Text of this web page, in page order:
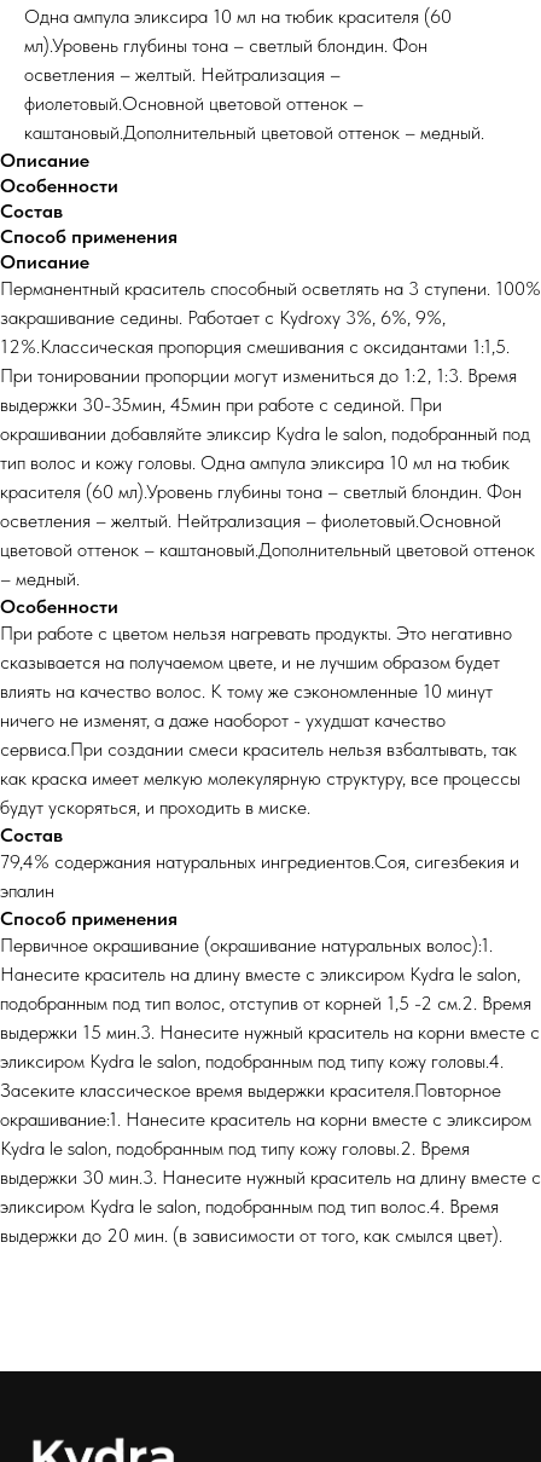
Одна ампула эликсира 10 мл на тюбик красителя (60
мл).Уровень глубины тона – светлый блондин. Фон
осветления – желтый. Нейтрализация –
фиолетовый.Основной цветовой оттенок –
каштановый.Дополнительный цветовой оттенок – медный.
Описание
Особенности
Состав
Способ применения
Описание
Перманентный краситель способный осветлять на 3 ступени. 100%
закрашивание седины. Работает с Kydroxy 3%, 6%, 9%,
12%.Классическая пропорция смешивания с оксидантами 1:1,5.
При тонировании пропорции могут измениться до 1:2, 1:3. Время
выдержки 30-35мин, 45мин при работе с сединой. При
окрашивании добавляйте эликсир Kydra le salon, подобранный под
тип волос и кожу головы. Одна ампула эликсира 10 мл на тюбик
красителя (60 мл).Уровень глубины тона – светлый блондин. Фон
осветления – желтый. Нейтрализация – фиолетовый.Основной
цветовой оттенок – каштановый.Дополнительный цветовой оттенок
– медный.
Особенности
При работе с цветом нельзя нагревать продукты. Это негативно
сказывается на получаемом цвете, и не лучшим образом будет
влиять на качество волос. К тому же сэкономленные 10 минут
ничего не изменят, а даже наоборот - ухудшат качество
сервиса.При создании смеси краситель нельзя взбалтывать, так
как краска имеет мелкую молекулярную структуру, все процессы
будут ускоряться, и проходить в миске.
Состав
79,4% содержания натуральных ингредиентов.Соя, сигезбекия и
эпалин
Способ применения
Первичное окрашивание (окрашивание натуральных волос):1.
Нанесите краситель на длину вместе с эликсиром Kydra le salon,
подобранным под тип волос, отступив от корней 1,5 -2 см.2. Время
выдержки 15 мин.3. Нанесите нужный краситель на корни вместе с
эликсиром Kydra le salon, подобранным под типу кожу головы.4.
Засеките классическое время выдержки красителя.Повторное
окрашивание:1. Нанесите краситель на корни вместе с эликсиром
Kydra le salon, подобранным под типу кожу головы.2. Время
выдержки 30 мин.3. Нанесите нужный краситель на длину вместе с
эликсиром Kydra le salon, подобранным под тип волос.4. Время
выдержки до 20 мин. (в зависимости от того, как смылся цвет).